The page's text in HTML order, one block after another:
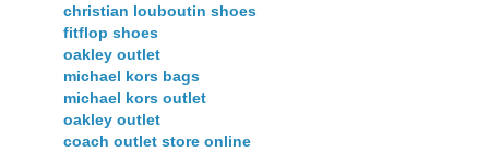
christian louboutin shoes
fitflop shoes
oakley outlet
michael kors bags
michael kors outlet
oakley outlet
coach outlet store online